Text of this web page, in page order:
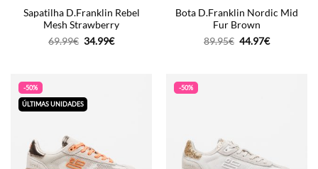
Sapatilha D.Franklin Rebel
Mesh Strawberry
69.99€ O
34.99€O
Bota D.Franklin Nordic Mid
Fur Brown
89.95€ O
44.97€O
-50%
ÚLTIMAS UNIDADES
-50%